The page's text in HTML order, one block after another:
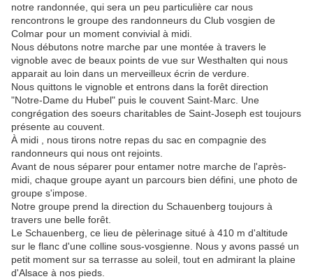
notre randonnée, qui sera un peu particulière car nous
rencontrons le groupe des randonneurs du Club vosgien de
Colmar pour un moment convivial à midi.
Nous débutons notre marche par une montée à travers le
vignoble avec de beaux points de vue sur Westhalten qui nous
apparait au loin dans un merveilleux écrin de verdure.
Nous quittons le vignoble et entrons dans la forêt direction
"Notre-Dame du Hubel" puis le couvent Saint-Marc. Une
congrégation des soeurs charitables de Saint-Joseph est toujours
présente au couvent.
À midi , nous tirons notre repas du sac en compagnie des
randonneurs qui nous ont rejoints.
Avant de nous séparer pour entamer notre marche de l'après-
midi, chaque groupe ayant un parcours bien défini, une photo de
groupe s'impose.
Notre groupe prend la direction du Schauenberg toujours à
travers une belle forêt.
Le Schauenberg, ce lieu de pèlerinage situé à 410 m d'altitude
sur le flanc d'une colline sous-vosgienne. Nous y avons passé un
petit moment sur sa terrasse au soleil, tout en admirant la plaine
d'Alsace à nos pieds.